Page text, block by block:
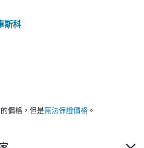
斯科
店
價格，但是無法保證價格 。